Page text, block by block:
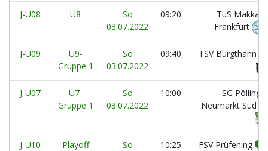
J-U08 U8
So
03.07.2022
09:20
TuS Makkabi
Frankfurt
J-U09
U9-
Gruppe 1
So
03.07.2022
09:40 TSV Burgthann 1
J-U07
U7-
Gruppe 1
So
03.07.2022
10:00
SG Pölling /
Neumarkt Süd 1
J-U10
Playoff
So
10:25 FSV Prüfening